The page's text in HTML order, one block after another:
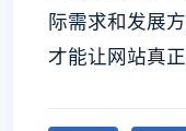
际需求和发展
才能让网站真